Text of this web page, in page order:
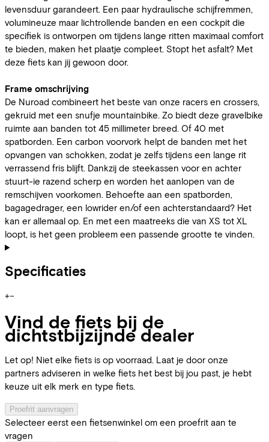
levensduur garandeert. Een paar hydraulische schijfremmen,
volumineuze maar lichtrollende banden en een cockpit die
specifiek is ontworpen om tijdens lange ritten maximaal comfort
te bieden, maken het plaatje compleet. Stopt het asfalt? Met
deze fiets kan jij gewoon door.
Frame omschrijving
De Nuroad combineert het beste van onze racers en crossers,
gekruid met een snufje mountainbike. Zo biedt deze gravelbike
ruimte aan banden tot 45 millimeter breed. Of 40 met
spatborden. Een carbon voorvork helpt de banden met het
opvangen van schokken, zodat je zelfs tijdens een lange rit
verrassend fris blijft. Dankzij de steekassen voor en achter
stuurt-ie razend scherp en worden het aanlopen van de
remschijven voorkomen. Behoefte aan een spatborden,
bagagedrager, een lowrider en/of een achterstandaard? Het
kan er allemaal op. En met een maatreeks die van XS tot XL
loopt, is het geen probleem een passende grootte te vinden.
Specificaties
+−
Vind de fiets bij de
dichtstbijzijnde dealer
Let op! Niet elke fiets is op voorraad. Laat je door onze
partners adviseren in welke fiets het best bij jou past, je hebt
keuze uit elk merk en type fiets.
Proefrit aanvragen
Selecteer eerst een fietsenwinkel om een proefrit aan te
vragen